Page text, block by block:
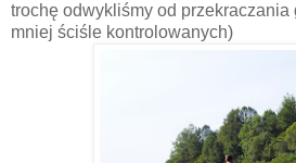
trochę odwykliśmy od
mniej ściśle kontrolowanych)